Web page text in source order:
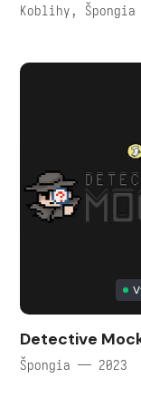
Koblihy,
Detective
Špongia — 2023